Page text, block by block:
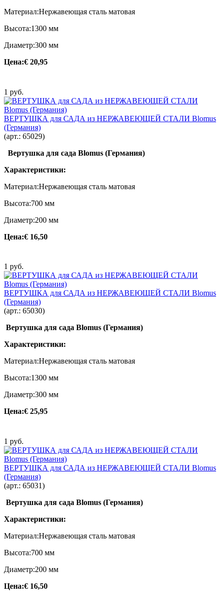
Материал:Нержавеющая сталь матовая
Высота:1300 мм
Диаметр:300 мм
Цена:€ 20,95
1 руб.
ВЕРТУШКА для САДА из НЕРЖАВЕЮЩЕЙ СТАЛИ Blomus
(Германия)
(арт.: 65029)
Вертушка для сада Blomus (Германия)
Характеристики:
Материал:Нержавеющая сталь матовая
Высота:700 мм
Диаметр:200 мм
Цена:€ 16,50
1 руб.
ВЕРТУШКА для САДА из НЕРЖАВЕЮЩЕЙ СТАЛИ Blomus
(Германия)
(арт.: 65030)
Вертушка для сада Blomus (Германия)
Характеристики:
Материал:Нержавеющая сталь матовая
Высота:1300 мм
Диаметр:300 мм
Цена:€ 25,95
1 руб.
ВЕРТУШКА для САДА из НЕРЖАВЕЮЩЕЙ СТАЛИ Blomus
(Германия)
(арт.: 65031)
Вертушка для сада Blomus (Германия)
Характеристики:
Материал:Нержавеющая сталь матовая
Высота:700 мм
Диаметр:200 мм
Цена:€ 16,50